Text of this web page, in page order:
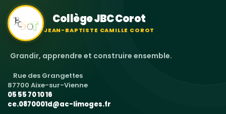
Collège JBC Corot
JEAN-BAPTISTE CAMILLE COROT
Grandir, apprendre et construire ensemble.
Rue des Grangettes
87700 Aixe-sur-Vienne
05 55 70 10 16
ce.0870001d@ac-limoges.fr